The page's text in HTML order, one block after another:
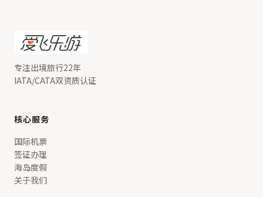
专注出境旅行22年
IATA/CATA双资质认证
核心服务
国际机票
签证办理
海岛度假
关于我们